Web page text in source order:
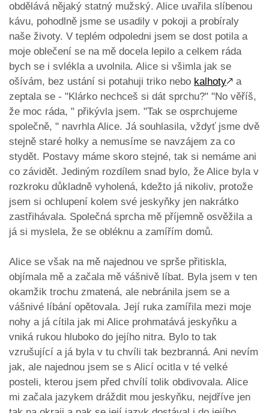
obdělává nějaký statný mužský. Alice uvařila slíbenou
kávu, pohodlně jsme se usadily v pokoji a probíraly
naše životy. V teplém odpoledni jsem se dost potila a
moje oblečení se na mě docela lepilo a celkem ráda
bych se i svlékla a uvolnila. Alice si všimla jak se
ošívám, bez ustání si potahuji triko nebo kalhoty🡕 a
zeptala se - "Klárko nechceš si dát sprchu?" "No věříš,
že moc ráda, " přikývla jsem. "Tak se osprchujeme
společně, " navrhla Alice. Já souhlasila, vždyť jsme dvě
stejně staré holky a nemusíme se navzájem za co
stydět. Postavy máme skoro stejné, tak si nemáme ani
co závidět. Jediným rozdílem snad bylo, že Alice byla v
rozkroku důkladně vyholená, kdežto já nikoliv, protože
jsem si ochlupení kolem své jeskyňky jen nakrátko
zastřihávala. Společná sprcha mě příjemně osvěžila a
já si myslela, že se obléknu a zamířím domů.
Alice se však na mě najednou ve sprše přitiskla,
objímala mě a začala mě vášnivě líbat. Byla jsem v ten
okamžik trochu zmatená, ale nebránila jsem se a
vášnivé líbání opětovala. Její ruka zamířila mezi moje
nohy a já cítila jak mi Alice prohmatává jeskyňku a
vniká rukou hluboko do jejího nitra. Bylo to tak
vzrušující a já byla v tu chvíli tak bezbranná. Ani nevím
jak, ale najednou jsem se s Alicí ocitla v té velké
posteli, kterou jsem před chvílí tolik obdivovala. Alice
mi začala jazykem dráždit mou jeskyňku, nejdříve jen